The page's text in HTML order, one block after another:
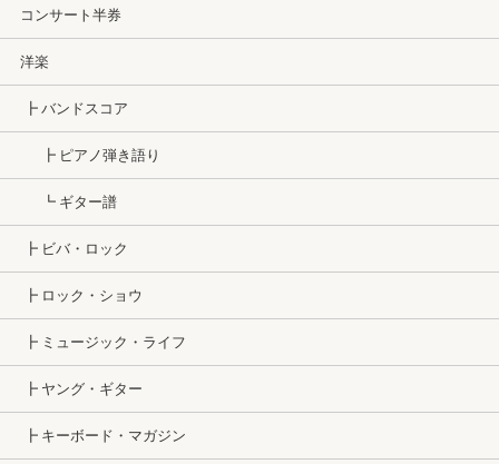
コンサート半券
洋楽
┣ バンドスコア
┣ ピアノ弾き語り
┗ ギター譜
┣ ビバ・ロック
┣ ロック・ショウ
┣ ミュージック・ライフ
┣ ヤング・ギター
┣ キーボード・マガジン